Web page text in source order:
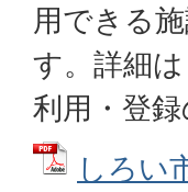
用できる
す。詳細
利用・登
しろい